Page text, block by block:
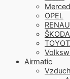
OPEL
ŠKODA
Airmatic